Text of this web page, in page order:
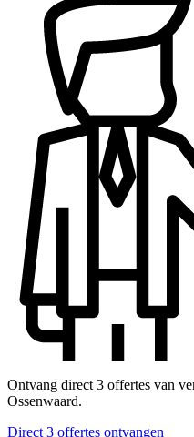
Ontvang direct 3 offertes van
Ossenwaard.
Direct 3 offertes ontvangen